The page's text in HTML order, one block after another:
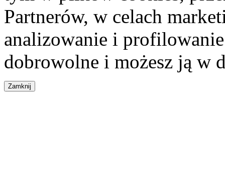
Partnerów, w celach
analizowanie i
dobrowolne i możesz ją w